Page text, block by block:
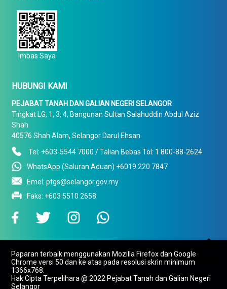
Imbas Saya
HUBUNGI KAMI
PEJABAT TANAH DAN GALIAN NEGERI SELANGOR
Tingkat LG, 1, 3, 4, Bangunan Sultan Salahuddin Abdul Aziz
Shah
40576 Shah Alam, Selangor Darul Ehsan.
Tel: +603-5544 7000 / Talian Bebas Tol: 1 800-88-2624
WhatsApp (Saluran Aduan) +6019 220 7847
Emel: ptgs@selangor.gov.my
Faks: +603 5510 2658

To Top
Paparan terbaik menggunakan Mozilla Firefox dan Google
Chrome versi 50 dan ke atas pada resolusi skrin minimum
1366x768.
Hak Cipta Terpelihara @ 2022 Pejabat Tanah dan Galian Negeri
Selangor